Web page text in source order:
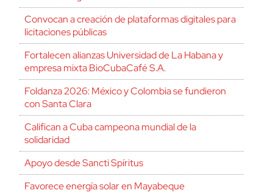
Convocan a creación de plataformas digitales para
licitaciones públicas
Fortalecen alianzas Universidad de La Habana y
empresa mixta BioCubaCafé S.A.
Foldanza 2026: México y Colombia se fundieron
con Santa Clara
Califican a Cuba campeona mundial de la
solidaridad
Apoyo desde Sancti Spíritus
Favorece energía solar en Mayabeque